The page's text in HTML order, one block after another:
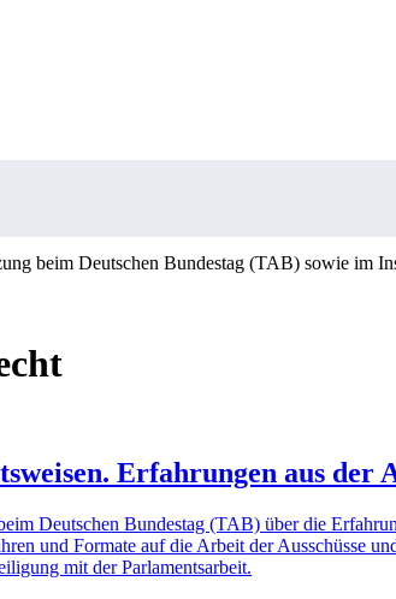
beim Deutschen Bundestag (TAB) sowie im
Erfahrungen aus der
Deutschen Bundestag (TAB) über die
und Formate auf die Arbeit der Ausschüsse
mit der Parlamentsarbeit.